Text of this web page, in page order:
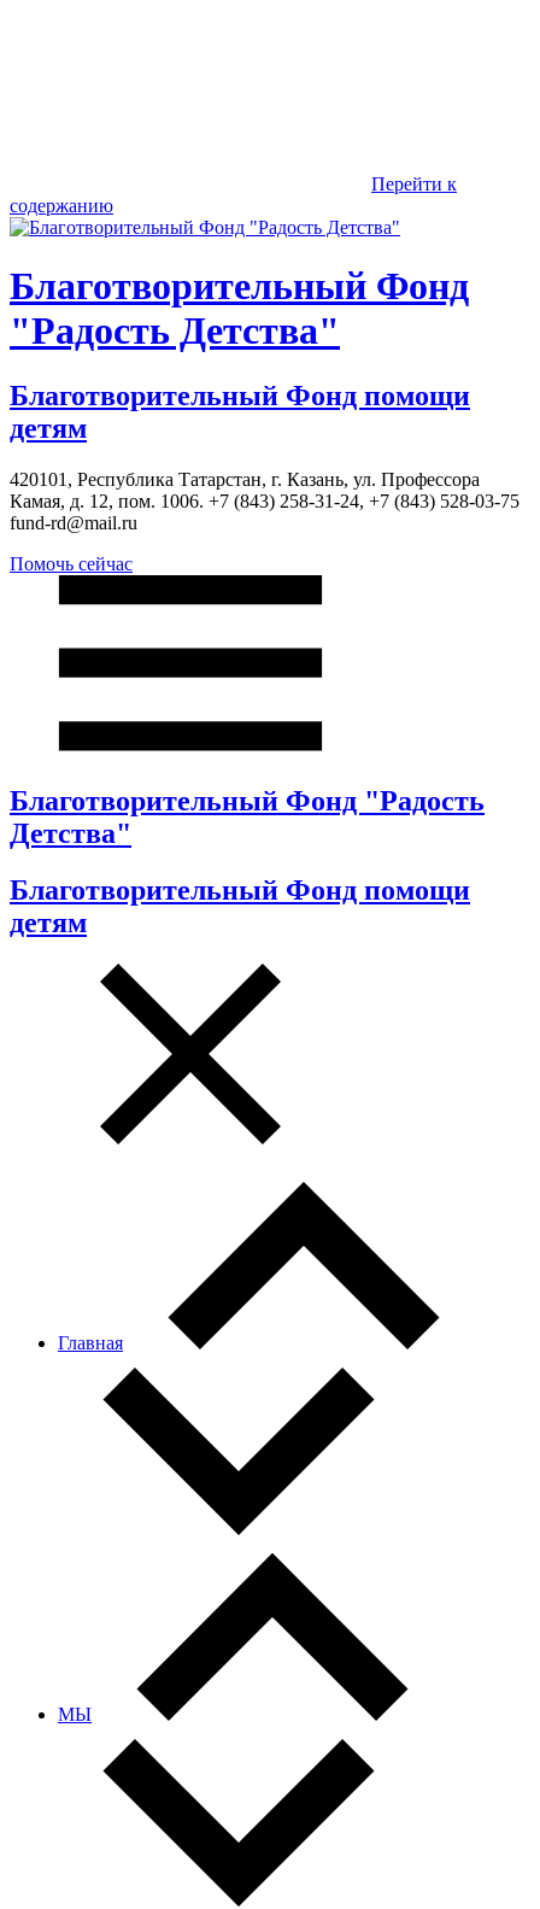
Перейти к
содержанию
Благотворительный Фонд
"Радость Детства"
Благотворительный Фонд помощи
детям
420101, Республика Татарстан, г. Казань, ул. Профессора
Камая, д. 12, пом. 1006. +7 (843) 258-31-24, +7 (843) 528-03-75
fund-rd@mail.ru
Помочь сейчас
Благотворительный Фонд "Радость
Детства"
Благотворительный Фонд помощи
детям
Главная
МЫ